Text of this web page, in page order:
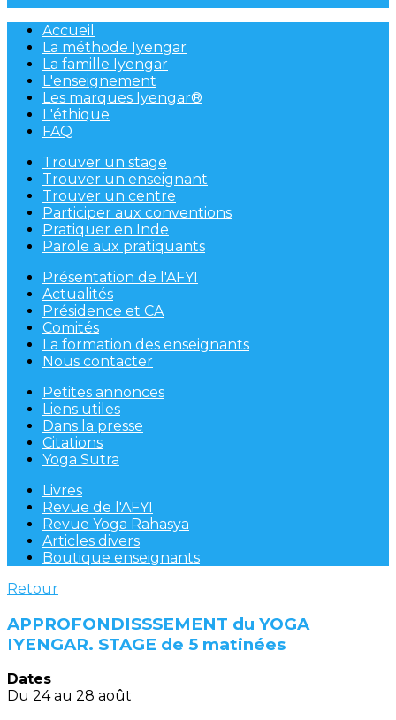
Accueil
La méthode Iyengar
La famille Iyengar
L'enseignement
Les marques Iyengar®
L'éthique
FAQ
Trouver un stage
Trouver un enseignant
Trouver un centre
Participer aux conventions
Pratiquer en Inde
Parole aux pratiquants
Présentation de l'AFYI
Actualités
Présidence et CA
Comités
La formation des enseignants
Nous contacter
Petites annonces
Liens utiles
Dans la presse
Citations
Yoga Sutra
Livres
Revue de l'AFYI
Revue Yoga Rahasya
Articles divers
Boutique enseignants
Retour
APPROFONDISSSEMENT du YOGA
IYENGAR. STAGE de 5 matinées
Dates
Du 24 au 28 août